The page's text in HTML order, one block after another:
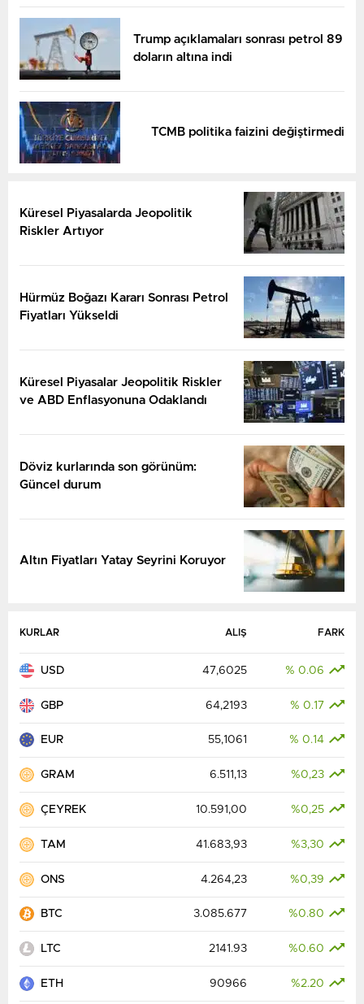
Trump açıklamaları sonrası petrol 89
doların altına indi
TCMB politika faizini değiştirmedi
Küresel Piyasalarda Jeopolitik
Riskler Artıyor
Hürmüz Boğazı Kararı Sonrası Petrol
Fiyatları Yükseldi
Küresel Piyasalar Jeopolitik Riskler
ve ABD Enflasyonuna Odaklandı
Döviz kurlarında son görünüm:
Güncel durum
Altın Fiyatları Yatay Seyrini Koruyor
KURLAR ALIŞ FARK
USD 47,6025 % 0.06
GBP 64,2193 % 0.17
EUR 55,1061 % 0.14
GRAM 6.511,13 %0,23
ÇEYREK 10.591,00 %0,25
TAM 41.683,93 %3,30
ONS 4.264,23 %0,39
BTC 3.085.677 %0.80
LTC 2141.93 %0.60
ETH 90966 %2.20